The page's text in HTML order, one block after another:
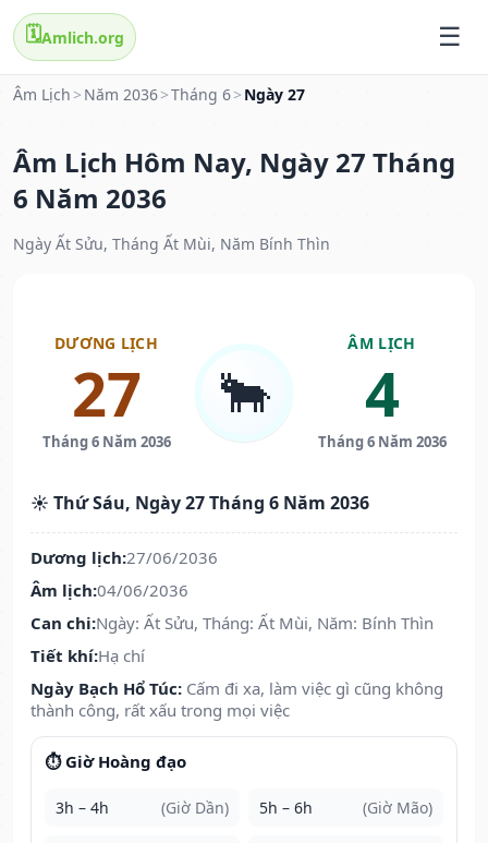
🗓️Amlich.org
Âm Lịch > Năm 2036>Tháng 6> Ngày 27
Âm Lịch Hôm Nay, Ngày 27 Tháng
6 Năm 2036
Ngày Ất Sửu, Tháng Ất Mùi, Năm Bính Thìn
DƯƠNG LỊCH
27
Tháng 6 Năm 2036
🐂
ÂM LỊCH
4
Tháng 6 Năm 2036
☀️ Thứ Sáu, Ngày 27 Tháng 6 Năm 2036
Dương lịch:27/06/2036
Âm lịch:04/06/2036
Can chi:Ngày: Ất Sửu, Tháng: Ất Mùi, Năm: Bính Thìn
Tiết khí:Hạ chí
Ngày Bạch Hổ Túc: Cấm đi xa, làm việc gì cũng không
thành công, rất xấu trong mọi việc
⏱️ Giờ Hoàng đạo
3h – 4h (Giờ Dần) 5h – 6h (Giờ Mão)